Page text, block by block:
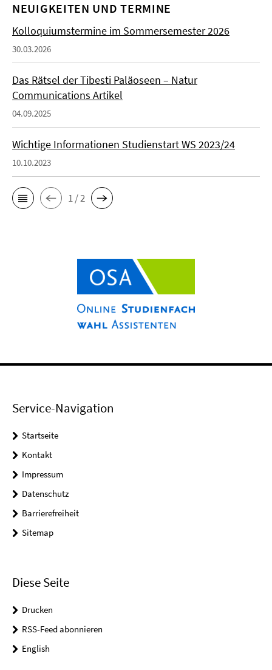
NEUIGKEITEN UND TERMINE
Kolloquiumstermine im Sommersemester 2026
30.03.2026
Das Rätsel der Tibesti Paläoseen – Natur
Communications Artikel
04.09.2025
Wichtige Informationen Studienstart WS 2023/24
10.10.2023
1 / 2
Service-Navigation
Startseite
Kontakt
Impressum
Datenschutz
Barrierefreiheit
Sitemap
Diese Seite
Drucken
RSS-Feed abonnieren
English